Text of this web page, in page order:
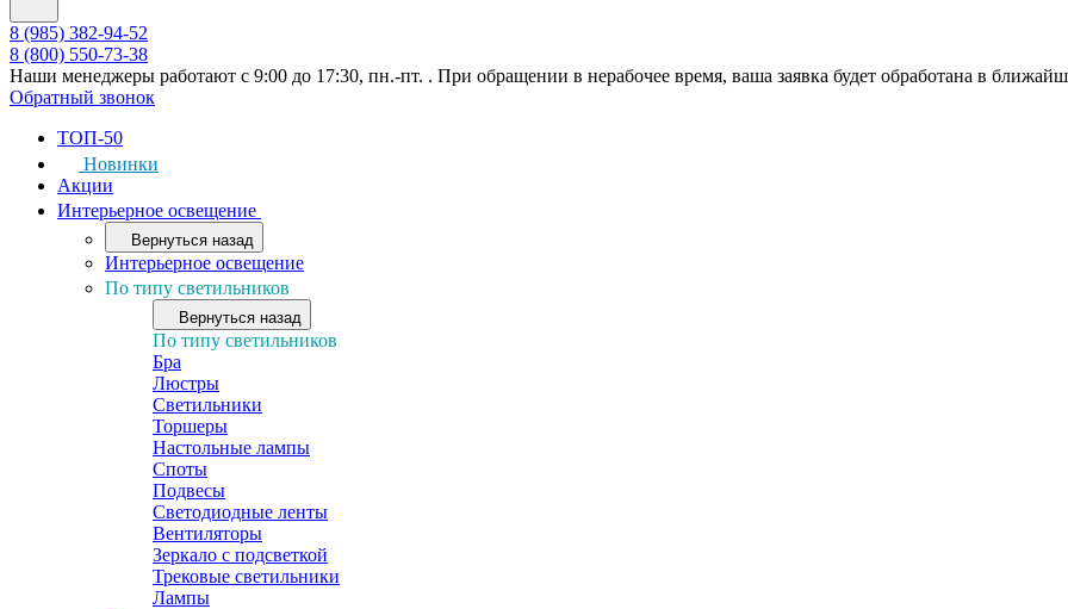
8 (985) 382-94-52
8 (800) 550-73-38
Наши менеджеры работают с 9:00 до 17:30, пн.-пт. . При обращении в нерабочее время, ваша заявка будет обработана в
Обратный звонок
ТОП-50
Новинки
Акции
Интерьерное освещение
Вернуться назад
Интерьерное освещение
По типу светильников
Вернуться назад
По типу светильников
Бра
Люстры
Светильники
Торшеры
Настольные лампы
Споты
Подвесы
Светодиодные ленты
Вентиляторы
Зеркало с подсветкой
Трековые светильники
Лампы